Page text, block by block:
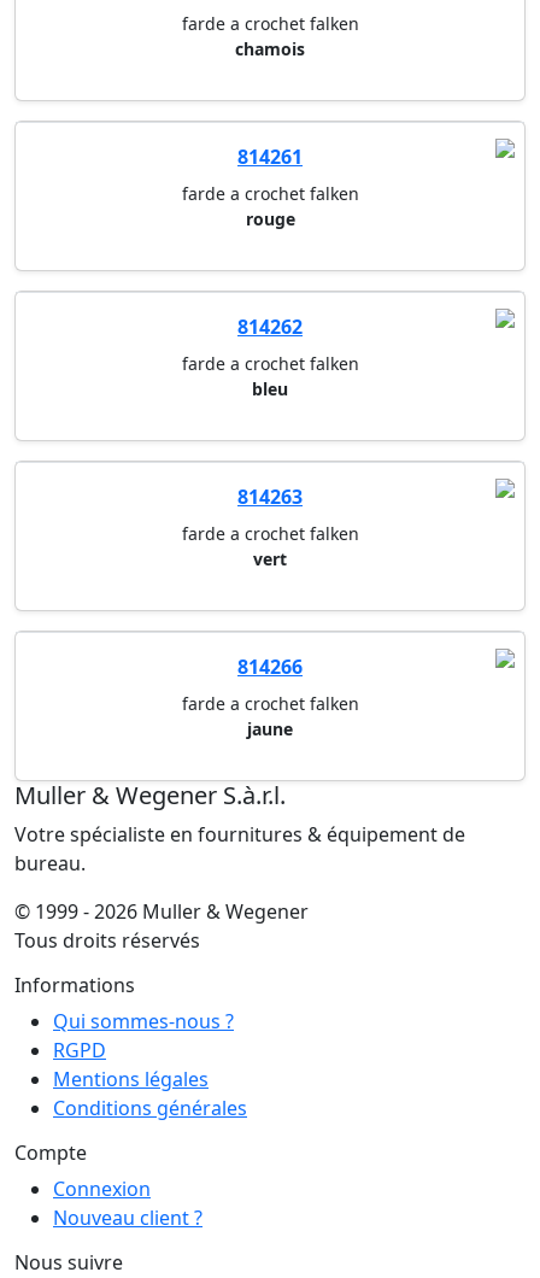
farde a crochet falken
chamois
814261
farde a crochet falken
rouge
814262
farde a crochet falken
bleu
814263
farde a crochet falken
vert
814266
farde a crochet falken
jaune
Muller & Wegener S.à.r.l.
Votre spécialiste en fournitures & équipement de
bureau.
© 1999 - 2026 Muller & Wegener
Tous droits réservés
Informations
Qui sommes-nous ?
RGPD
Mentions légales
Conditions générales
Compte
Connexion
Nouveau client ?
Nous suivre